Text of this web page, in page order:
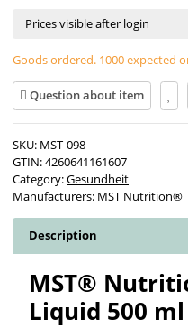
Prices visible after login
Goods ordered. 1000 expected
Question about item
SKU: MST-098
GTIN:4260641161607
Category:Gesundheit
Manufacturers: MST Nutrition®
Description
MST®
Liquid 500 ml